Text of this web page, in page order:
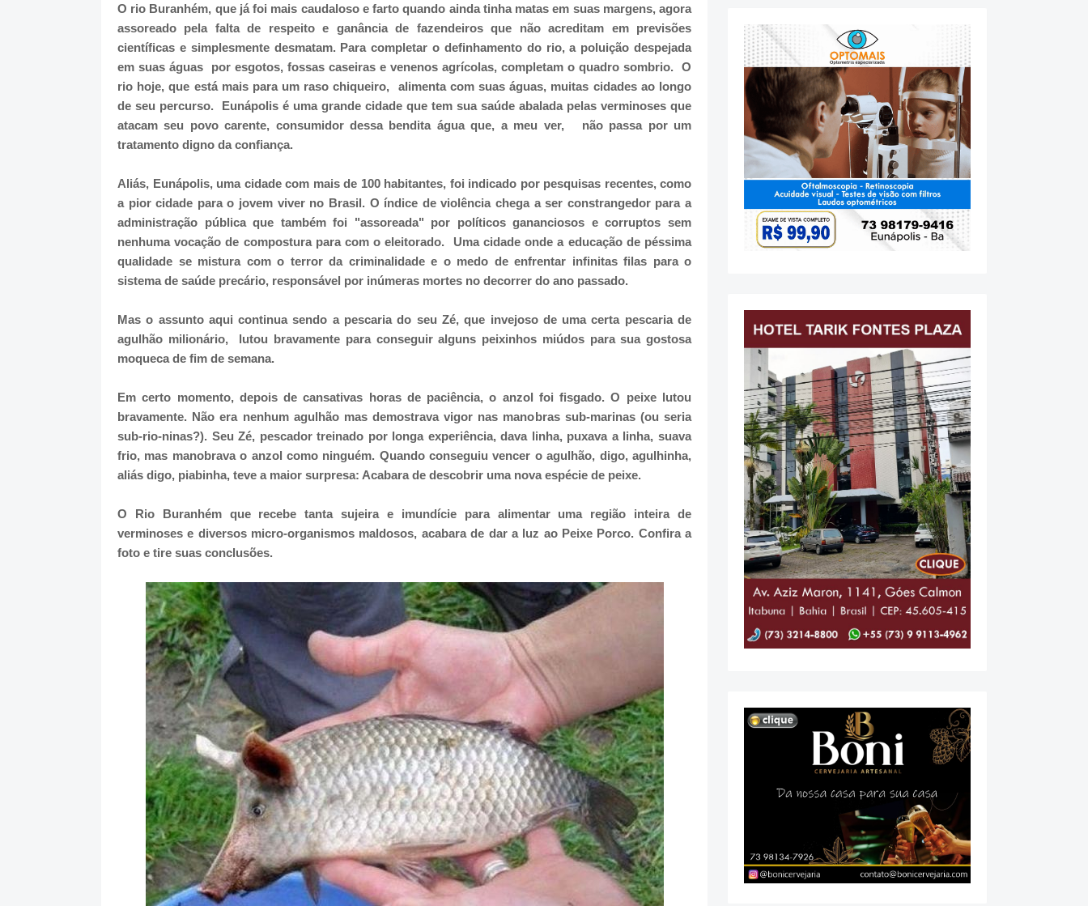
O rio Buranhém, que já foi mais caudaloso e farto quando ainda tinha matas em suas margens, agora
assoreado pela falta de respeito e ganância de fazendeiros que não acreditam em previsões
científicas e simplesmente desmatam. Para completar o definhamento do rio, a poluição despejada
em suas águas por esgotos, fossas caseiras e venenos agrícolas, completam o quadro sombrio. O
rio hoje, que está mais para um raso chiqueiro, alimenta com suas águas, muitas cidades ao longo
de seu percurso. Eunápolis é uma grande cidade que tem sua saúde abalada pelas verminoses que
atacam seu povo carente, consumidor dessa bendita água que, a meu ver, não passa por um
tratamento digno da confiança.
Aliás, Eunápolis, uma cidade com mais de 100 habitantes, foi indicado por pesquisas recentes, como
a pior cidade para o jovem viver no Brasil. O índice de violência chega a ser constrangedor para a
administração pública que também foi "assoreada" por políticos gananciosos e corruptos sem
nenhuma vocação de compostura para com o eleitorado. Uma cidade onde a educação de péssima
qualidade se mistura com o terror da criminalidade e o medo de enfrentar infinitas filas para o
sistema de saúde precário, responsável por inúmeras mortes no decorrer do ano passado.
Mas o assunto aqui continua sendo a pescaria do seu Zé, que invejoso de uma certa pescaria de
agulhão milionário, lutou bravamente para conseguir alguns peixinhos miúdos para sua gostosa
moqueca de fim de semana.
Em certo momento, depois de cansativas horas de paciência, o anzol foi fisgado. O peixe lutou
bravamente. Não era nenhum agulhão mas demostrava vigor nas manobras sub-marinas (ou seria
sub-rio-ninas?). Seu Zé, pescador treinado por longa experiência, dava linha, puxava a linha, suava
frio, mas manobrava o anzol como ninguém. Quando conseguiu vencer o agulhão, digo, agulhinha,
aliás digo, piabinha, teve a maior surpresa: Acabara de descobrir uma nova espécie de peixe.
O Rio Buranhém que recebe tanta sujeira e imundície para alimentar uma região inteira de
verminoses e diversos micro-organismos maldosos, acabara de dar a luz ao Peixe Porco. Confira a
foto e tire suas conclusões.